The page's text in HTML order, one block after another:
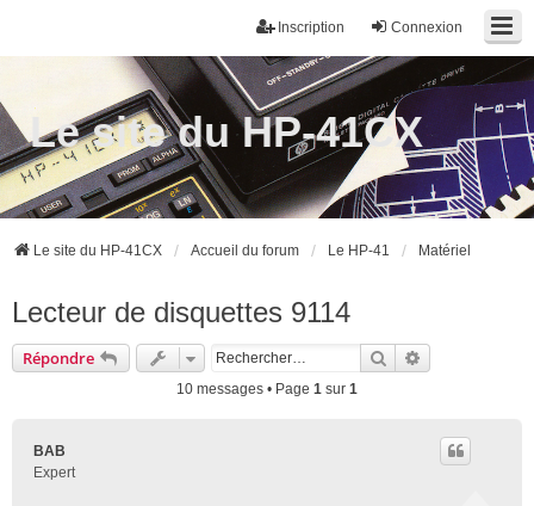
Connexion
Inscription
Le site du HP-41CX
Le site du HP-41CX Accueil du forum Le HP-41 Matériel
Lecteur de disquettes 9114
Répondre Rechercher
10 messages • Page 1 sur 1
BAB
Expert